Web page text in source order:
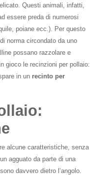
Questi animali, infatti,
essere preda di numerosi
poiane ecc.). Per questo
norma circondato da uno
possano razzolare e
gioco le recinzioni per pollaio:
in un recinto per
alcune caratteristiche, senza
agguato da parte di una
davvero dietro l’angolo.